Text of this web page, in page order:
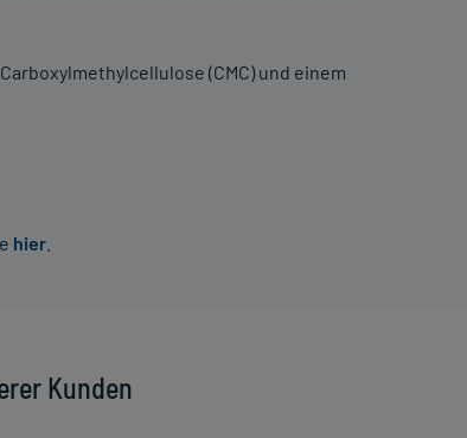
(CMC) und einem
hier
Kunden